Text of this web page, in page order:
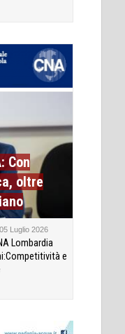
Con
oltre
Luglio 2026
Lombardia
e